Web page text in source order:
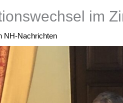
im
NH-Nachrichten